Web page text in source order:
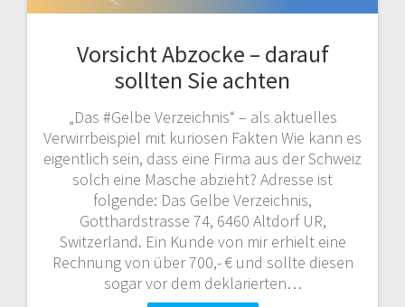
Vorsicht Abzocke – darauf
sollten Sie achten
„Das #Gelbe Verzeichnis“ – als aktuelles
Verwirrbeispiel mit kuriosen Fakten Wie kann es
eigentlich sein, dass eine Firma aus der Schweiz
solch eine Masche abzieht? Adresse ist
folgende: Das Gelbe Verzeichnis,
Gotthardstrasse 74, 6460 Altdorf UR,
Switzerland. Ein Kunde von mir erhielt eine
Rechnung von über 700,- € und sollte diesen
sogar vor dem deklarierten…